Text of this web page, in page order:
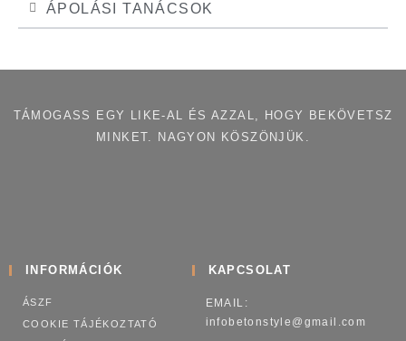
ÁPOLÁSI TANÁCSOK
TÁMOGASS EGY LIKE-AL ÉS AZZAL, HOGY BEKÖVETSZ
MINKET. NAGYON KÖSZÖNJÜK.
INFORMÁCIÓK
ÁSZF
COOKIE TÁJÉKOZTATÓ
KAPCSOLAT
EMAIL:
infobetonstyle@gmail.com